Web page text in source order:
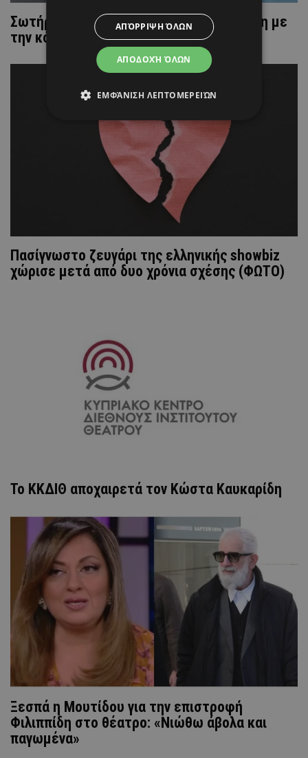
Σωτήρης Τσαφούλιας: Η σπάνια εμφάνιση με
την κόρη του, Δέσποινα (ΦΩΤΟ)
Πασίγνωστο ζευγάρι της ελληνικής showbiz
χώρισε μετά από δυο χρόνια σχέσης (ΦΩΤΟ)
Το ΚΚΔΙΘ αποχαιρετά τον Κώστα Καυκαρίδη
Ξεσπά η Μουτίδου για την επιστροφή
Φιλιππίδη στο θέατρο: «Νιώθω άβολα και
παγωμένα»
ΑΠΟΔΟΧΉ ΌΛΩΝ
ΑΠΌΡΡΙΨΗ ΌΛΩΝ
ΕΜΦΆΝΙΣΗ ΛΕΠΤΟΜΕΡΕΙΏΝ